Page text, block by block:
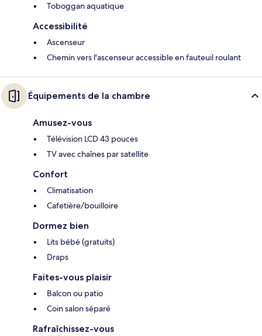
Toboggan aquatique
Accessibilité
Ascenseur
Chemin vers l'ascenseur accessible en fauteuil roulant
Équipements de la chambre
Amusez-vous
Télévision LCD 43 pouces
TV avec chaînes par satellite
Confort
Climatisation
Cafetière/bouilloire
Dormez bien
Lits bébé (gratuits)
Draps
Faites-vous plaisir
Balcon ou patio
Coin salon séparé
Rafraîchissez-vous